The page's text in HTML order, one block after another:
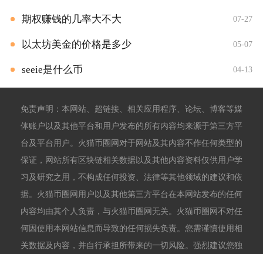
期权赚钱的几率大不大 07-27
以太坊美金的价格是多少 05-07
seeie是什么币 04-13
免责声明：本网站、超链接、相关应用程序、论坛、博客等媒
体账户以及其他平台和用户发布的所有内容均来源于第三方平
台及平台用户。火猫币圈网对于网站及其内容不作任何类型的
保证，网站所有区块链相关数据以及其他内容资料仅供用户学
习及研究之用，不构成任何投资、法律等其他领域的建议和依
据。火猫币圈网用户以及其他第三方平台在本网站发布的任何
内容均由其个人负责，与火猫币圈网无关。火猫币圈网不对任
何因使用本网站信息而导致的任何损失负责。您需谨慎使用相
关数据及内容，并自行承担所带来的一切风险。强烈建议您独